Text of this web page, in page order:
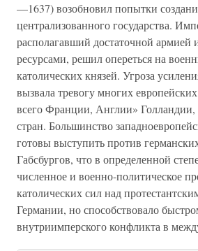
—1637) возобновил попытки
централизованного государства.
располагавший достаточной армией
ресурсами, решил опереться на
католических князей. Угроза
вызвала тревогу многих
всего Франции, Англии» Голландии,
стран. Большинство
готовы выступить против
Габсбургов, что в определенной
численное и военно-политическое
католических сил над
Германии, но способствовало
внутриимперского конфликта в